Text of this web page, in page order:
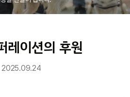
레이션의 후원
2025.09.24